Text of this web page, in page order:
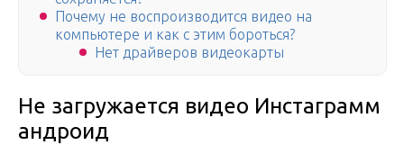
Почему не воспроизводится видео на
компьютере и как с этим бороться?
Нет драйверов видеокарты
Не загружается видео Инстаграмм
андроид